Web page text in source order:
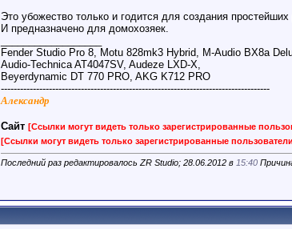
Это убожество только и годится для создания простейших
И предназначено для домохозяек.
Fender Studio Pro 8, Motu 828mk3 Hybrid, M-Audio BX8a
Audio-Technica AT4047SV, Audeze LXD-X,
Beyerdynamic DT 770 PRO, AKG K712 PRO
------------------------------------------------------------------------------------
Александр
Сайт [Ссылки могут видеть только зарегистрированные
[Ссылки могут видеть только зарегистрированные
Последний раз редактировалось ZR Studio; 28.06.2012 в 15:40